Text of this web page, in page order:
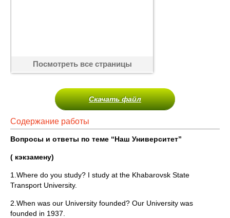
Посмотреть все страницы
Скачать файл
Содержание работы
Вопросы и ответы по теме “Наш Университет”
( кэкзамену)
1.Where do you study? I study at the Khabarovsk State
Transport University.
2.When was our University founded? Our University was
founded in 1937.